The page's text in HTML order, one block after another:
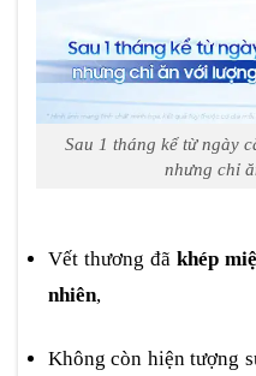
Sau 1 tháng kể từ ngày
nhưng chỉ
Vết thương đã khép
nhiên,
Không còn hiện tượng